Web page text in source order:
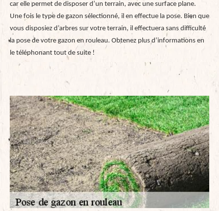
car elle permet de disposer d’un terrain, avec une surface plane.
Une fois le type de gazon sélectionné, il en effectue la pose. Bien que
vous disposiez d’arbres sur votre terrain, il effectuera sans difficulté
la pose de votre gazon en rouleau. Obtenez plus d’informations en
le téléphonant tout de suite !